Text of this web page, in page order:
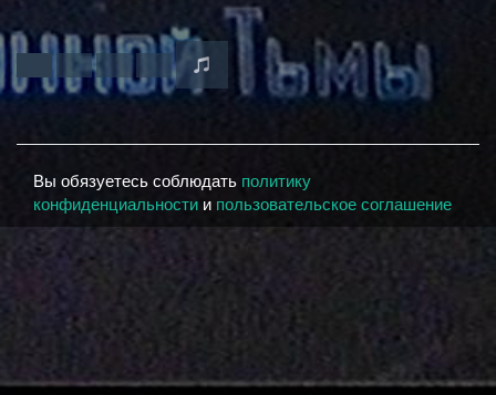
Вы обязуетесь соблюдать политику
конфиденциальности и пользовательское соглашение